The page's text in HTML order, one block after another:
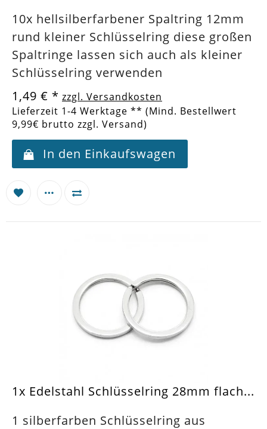
10x hellsilberfarbener Spaltring 12mm
rund kleiner Schlüsselring diese großen
Spaltringe lassen sich auch als kleiner
Schlüsselring verwenden
1,49 € * zzgl. Versandkosten
Lieferzeit 1-4 Werktage ** (Mind. Bestellwert
9,99€ brutto zzgl. Versand)
In den Einkaufswagen
1x Edelstahl Schlüsselring 28mm flach...
1 silberfarben Schlüsselring aus